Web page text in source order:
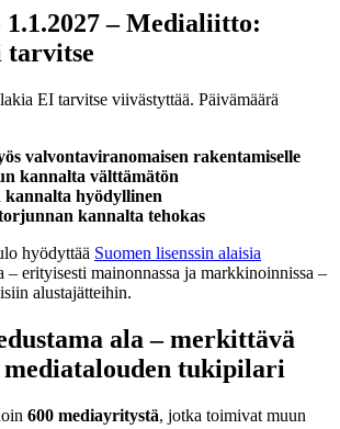
– Medialiitto:
tarvitse
EI tarvitse viivästyttää. Päivämäärä
valvontaviranomaisen rakentamiselle
kannalta välttämätön
kannalta hyödyllinen
kannalta tehokas
hyödyttää Suomen lisenssin alaisia
– erityisesti mainonnassa ja markkinoinnissa –
alustajätteihin.
ala – merkittävä
tukipilari
600 mediayritystä, jotka toimivat muun